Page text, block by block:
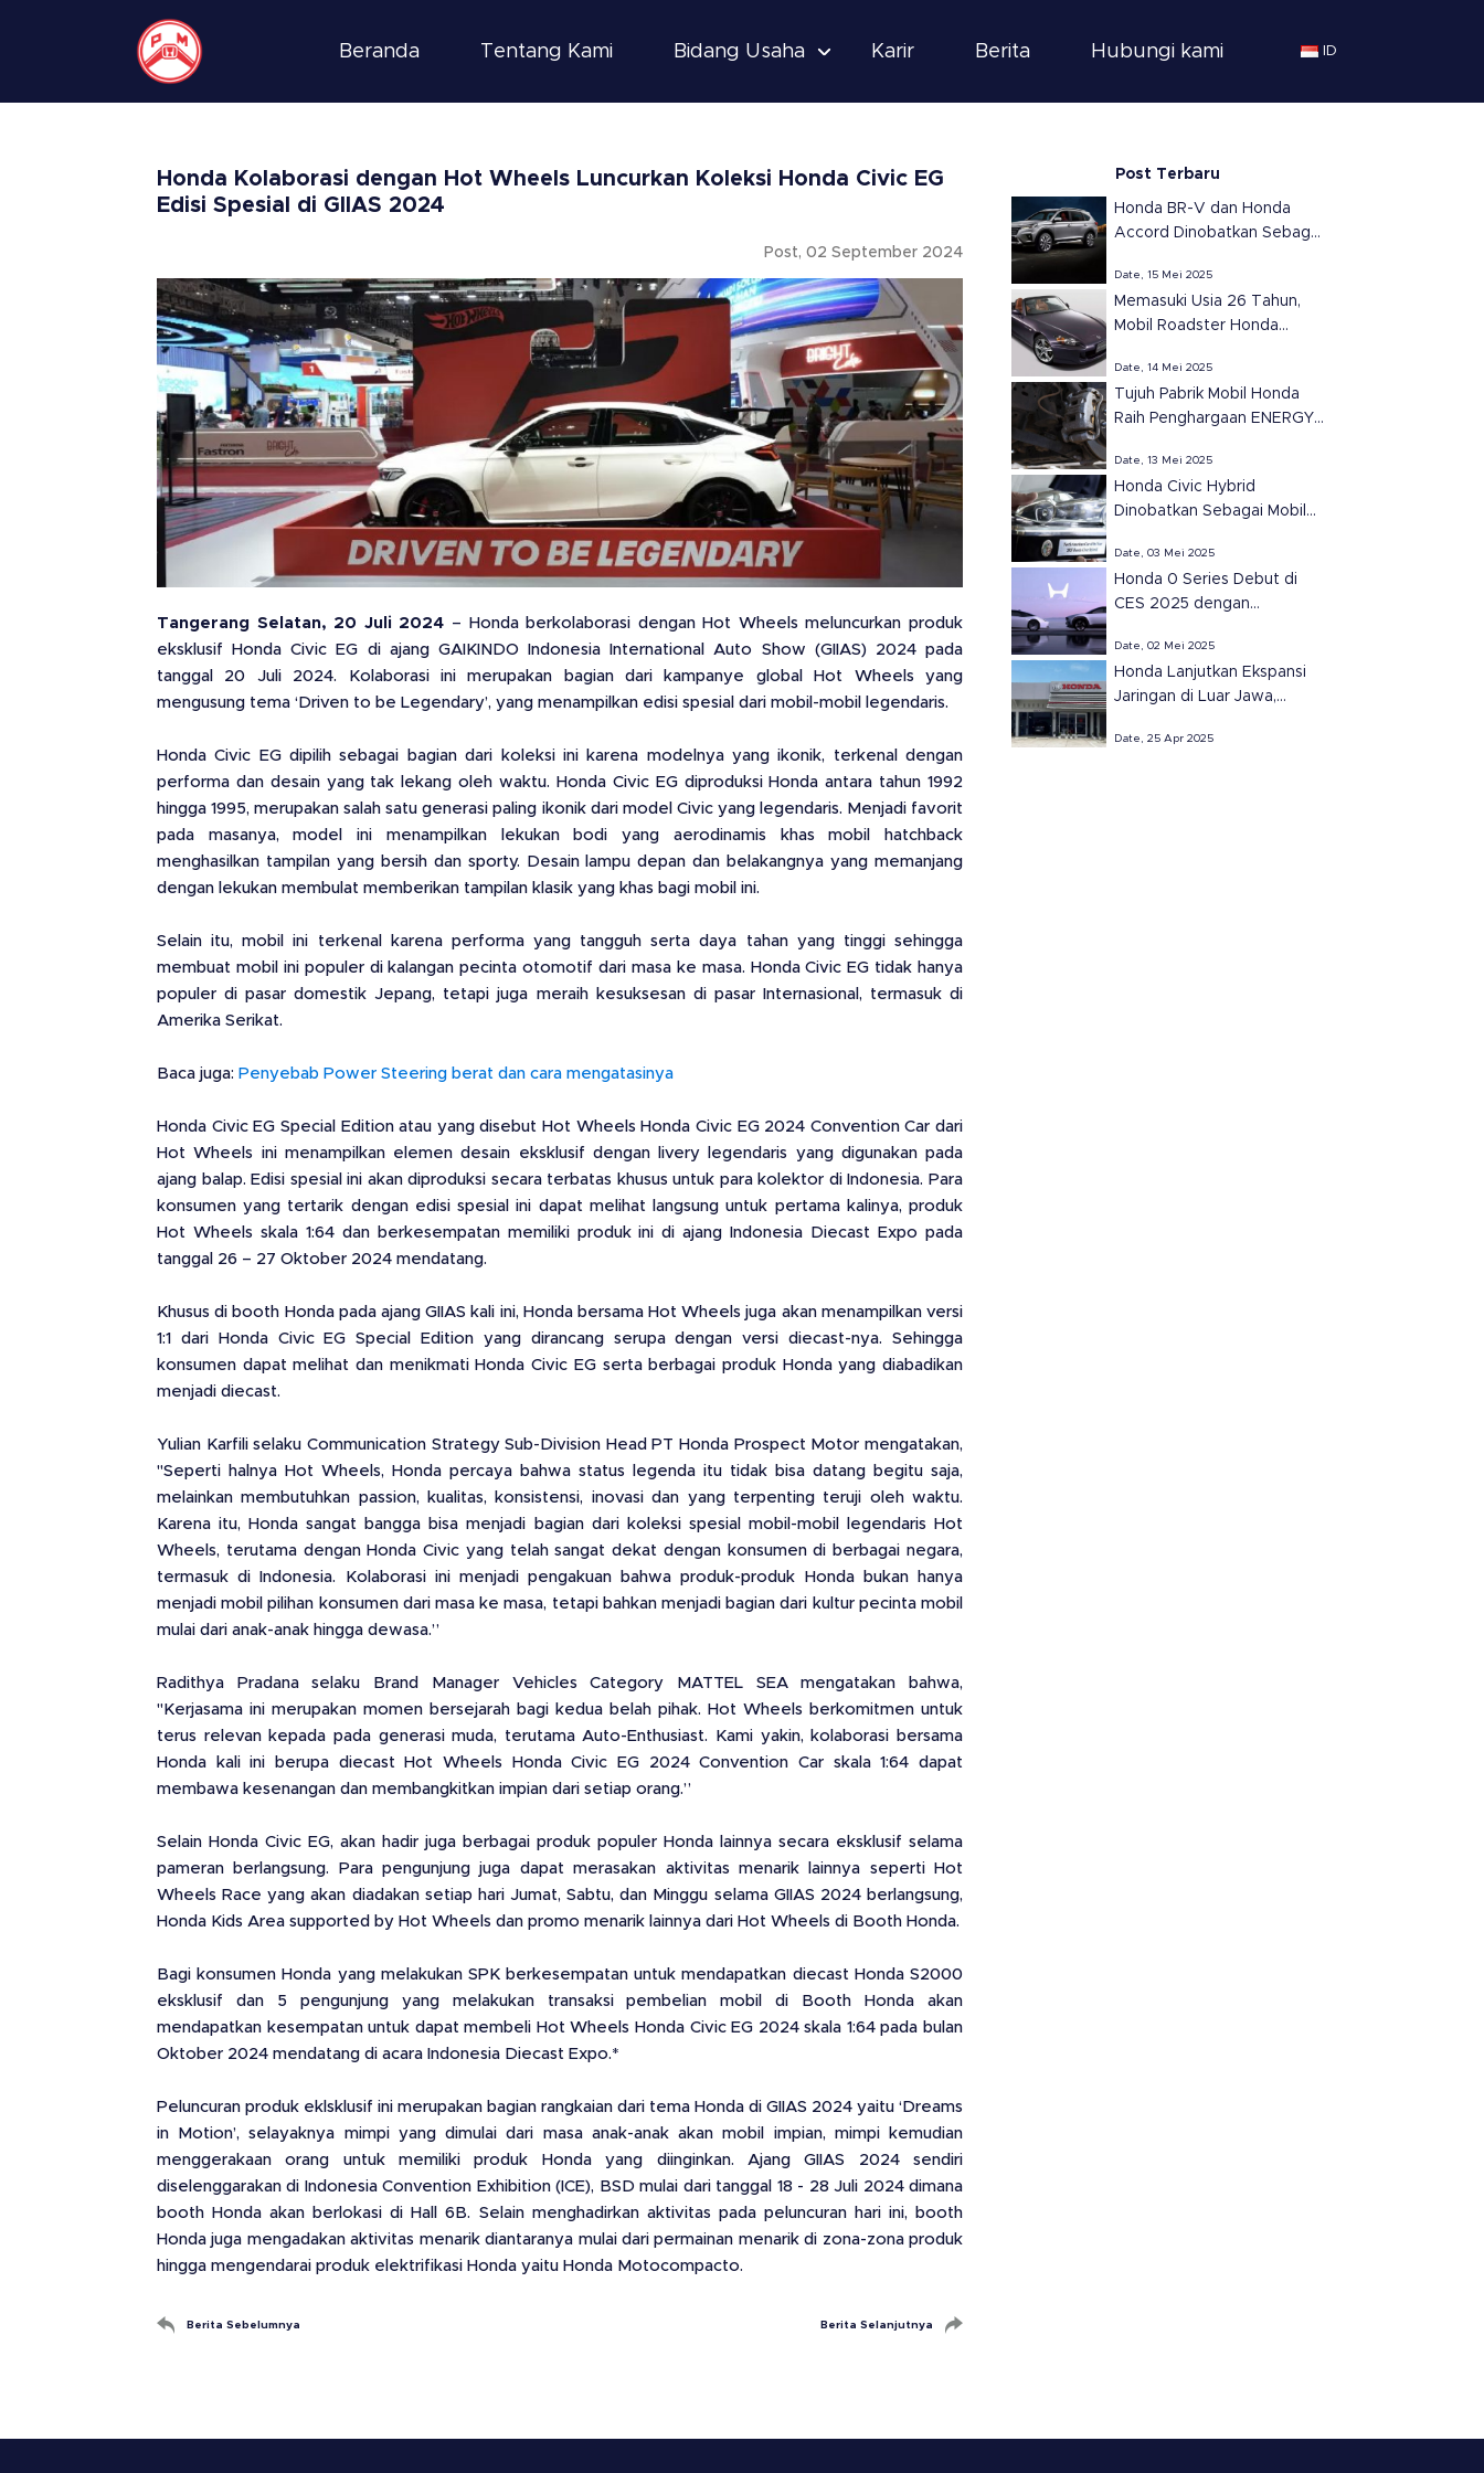
Beranda Tentang Kami Bidang Usaha Karir Berita Hubungi kami ID
Honda Kolaborasi dengan Hot Wheels Luncurkan Koleksi Honda Civic EG
Edisi Spesial di GIIAS 2024
Post, 02 September 2024
Tangerang Selatan, 20 Juli 2024 – Honda berkolaborasi dengan Hot Wheels meluncurkan produk
eksklusif Honda Civic EG di ajang GAIKINDO Indonesia International Auto Show (GIIAS) 2024 pada
tanggal 20 Juli 2024. Kolaborasi ini merupakan bagian dari kampanye global Hot Wheels yang
mengusung tema ‘Driven to be Legendary’, yang menampilkan edisi spesial dari mobil-mobil legendaris.
Honda Civic EG dipilih sebagai bagian dari koleksi ini karena modelnya yang ikonik, terkenal dengan
performa dan desain yang tak lekang oleh waktu. Honda Civic EG diproduksi Honda antara tahun 1992
hingga 1995, merupakan salah satu generasi paling ikonik dari model Civic yang legendaris. Menjadi favorit
pada masanya, model ini menampilkan lekukan bodi yang aerodinamis khas mobil hatchback
menghasilkan tampilan yang bersih dan sporty. Desain lampu depan dan belakangnya yang memanjang
dengan lekukan membulat memberikan tampilan klasik yang khas bagi mobil ini.
Selain itu, mobil ini terkenal karena performa yang tangguh serta daya tahan yang tinggi sehingga
membuat mobil ini populer di kalangan pecinta otomotif dari masa ke masa. Honda Civic EG tidak hanya
populer di pasar domestik Jepang, tetapi juga meraih kesuksesan di pasar Internasional, termasuk di
Amerika Serikat.
Baca juga: Penyebab Power Steering berat dan cara mengatasinya
Honda Civic EG Special Edition atau yang disebut Hot Wheels Honda Civic EG 2024 Convention Car dari
Hot Wheels ini menampilkan elemen desain eksklusif dengan livery legendaris yang digunakan pada
ajang balap. Edisi spesial ini akan diproduksi secara terbatas khusus untuk para kolektor di Indonesia. Para
konsumen yang tertarik dengan edisi spesial ini dapat melihat langsung untuk pertama kalinya, produk
Hot Wheels skala 1:64 dan berkesempatan memiliki produk ini di ajang Indonesia Diecast Expo pada
tanggal 26 – 27 Oktober 2024 mendatang.
Khusus di booth Honda pada ajang GIIAS kali ini, Honda bersama Hot Wheels juga akan menampilkan versi
1:1 dari Honda Civic EG Special Edition yang dirancang serupa dengan versi diecast-nya. Sehingga
konsumen dapat melihat dan menikmati Honda Civic EG serta berbagai produk Honda yang diabadikan
menjadi diecast.
Yulian Karfili selaku Communication Strategy Sub-Division Head PT Honda Prospect Motor mengatakan,
"Seperti halnya Hot Wheels, Honda percaya bahwa status legenda itu tidak bisa datang begitu saja,
melainkan membutuhkan passion, kualitas, konsistensi, inovasi dan yang terpenting teruji oleh waktu.
Karena itu, Honda sangat bangga bisa menjadi bagian dari koleksi spesial mobil-mobil legendaris Hot
Wheels, terutama dengan Honda Civic yang telah sangat dekat dengan konsumen di berbagai negara,
termasuk di Indonesia. Kolaborasi ini menjadi pengakuan bahwa produk-produk Honda bukan hanya
menjadi mobil pilihan konsumen dari masa ke masa, tetapi bahkan menjadi bagian dari kultur pecinta mobil
mulai dari anak-anak hingga dewasa.”
Radithya Pradana selaku Brand Manager Vehicles Category MATTEL SEA mengatakan bahwa,
"Kerjasama ini merupakan momen bersejarah bagi kedua belah pihak. Hot Wheels berkomitmen untuk
terus relevan kepada pada generasi muda, terutama Auto-Enthusiast. Kami yakin, kolaborasi bersama
Honda kali ini berupa diecast Hot Wheels Honda Civic EG 2024 Convention Car skala 1:64 dapat
membawa kesenangan dan membangkitkan impian dari setiap orang.”
Selain Honda Civic EG, akan hadir juga berbagai produk populer Honda lainnya secara eksklusif selama
pameran berlangsung. Para pengunjung juga dapat merasakan aktivitas menarik lainnya seperti Hot
Wheels Race yang akan diadakan setiap hari Jumat, Sabtu, dan Minggu selama GIIAS 2024 berlangsung,
Honda Kids Area supported by Hot Wheels dan promo menarik lainnya dari Hot Wheels di Booth Honda.
Bagi konsumen Honda yang melakukan SPK berkesempatan untuk mendapatkan diecast Honda S2000
eksklusif dan 5 pengunjung yang melakukan transaksi pembelian mobil di Booth Honda akan
mendapatkan kesempatan untuk dapat membeli Hot Wheels Honda Civic EG 2024 skala 1:64 pada bulan
Oktober 2024 mendatang di acara Indonesia Diecast Expo.*
Peluncuran produk eklsklusif ini merupakan bagian rangkaian dari tema Honda di GIIAS 2024 yaitu ‘Dreams
in Motion’, selayaknya mimpi yang dimulai dari masa anak-anak akan mobil impian, mimpi kemudian
menggerakaan orang untuk memiliki produk Honda yang diinginkan. Ajang GIIAS 2024 sendiri
diselenggarakan di Indonesia Convention Exhibition (ICE), BSD mulai dari tanggal 18 - 28 Juli 2024 dimana
booth Honda akan berlokasi di Hall 6B. Selain menghadirkan aktivitas pada peluncuran hari ini, booth
Honda juga mengadakan aktivitas menarik diantaranya mulai dari permainan menarik di zona-zona produk
hingga mengendarai produk elektrifikasi Honda yaitu Honda Motocompacto.
Berita Sebelumnya Berita Selanjutnya
Post Terbaru
Honda BR-V dan Honda
Accord Dinobatkan Sebagai
Tahun 2025 di Meksiko
versi Automovil
Panamericano
Date, 15 Mei 2025
Memasuki Usia 26 Tahun,
Mobil Roadster Honda
Populer
Date, 14 Mei 2025
Tujuh Pabrik Mobil Honda
Raih Penghargaan ENERGY
Efisiensi Energi di Amerika
Serikat
Date, 13 Mei 2025
Honda Civic Hybrid
Dinobatkan Sebagai Mobil
2025.
Date, 03 Mei 2025
Honda 0 Series Debut di
CES 2025 dengan
Date, 02 Mei 2025
Honda Lanjutkan Ekspansi
Jaringan di Luar Jawa,
di Sumatera Selatan
Date, 25 Apr 2025